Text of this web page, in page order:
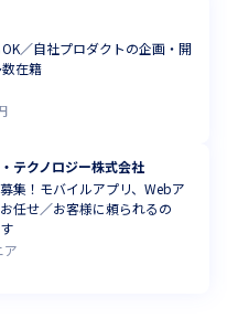
／自社プロダクトの企画・開
在籍
テクノロジー株式会社
集！モバイルアプリ、Webア
任せ／お客様に頼られるの
ア